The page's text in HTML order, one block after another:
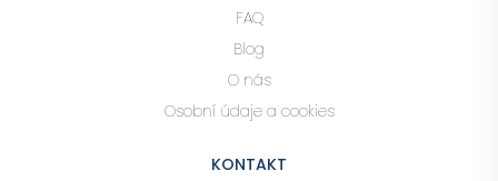
FAQ
Blog
O nás
Osobní údaje a cookies
KONTAKT